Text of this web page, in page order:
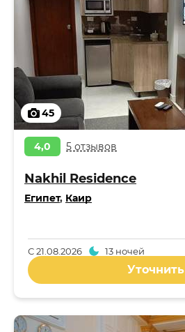
45
4,0 5 отзывов
Nakhil Residence
Египет, Каир
С21.08.2026 13 ночей
Уточнить